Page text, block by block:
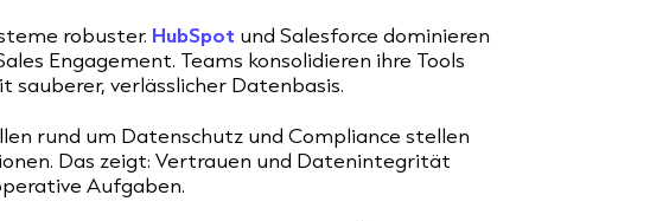
robuster. HubSpot und Salesforce dominieren
Engagement. Teams konsolidieren ihre Tools
verlässlicher Datenbasis.
rund um Datenschutz und Compliance stellen
Das zeigt: Vertrauen und Datenintegrität
Aufgaben.